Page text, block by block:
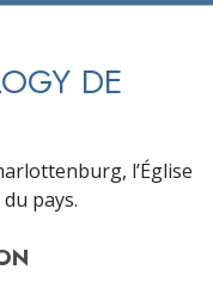
DE
l’Église
pays.